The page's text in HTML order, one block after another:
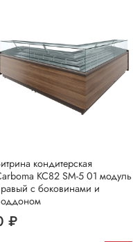
кондитерская
KC82 SM-5 01 модуль
с боковинами и
₽